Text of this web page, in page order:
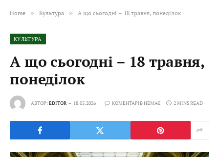
Home » Культура » А що сьогодні – 18 травня, понеділок
КУЛЬТУРА
А що сьогодні – 18 травня,
понеділок
АВТОР:EDITOR 18.05.2026 КОМЕНТАРІВ НЕМАЄ 2 MINS READ